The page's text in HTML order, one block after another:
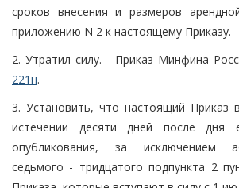
сроков внесения и размеров
приложению N 2 к настоящему Приказу.
2. Утратил силу. - Приказ Минфина
221н.
3. Установить, что настоящий Приказ
истечении десяти дней после дня
опубликования, за исключением
седьмого - тридцатого подпункта 2